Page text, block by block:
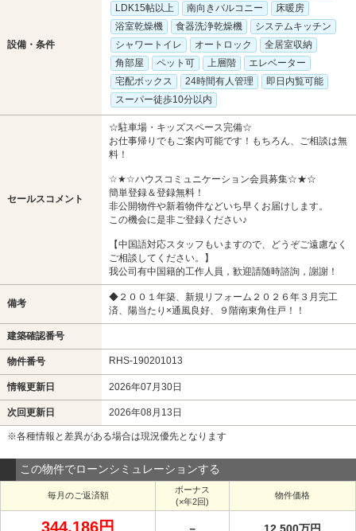
設備・条件
LDK15帖以上
南向きバルコニー
床暖房
浴室乾燥機
食器洗浄乾燥機
システムキッチン
シャワートイレ
オートロック
全居室収納
角部屋
ペット可 上層階
エレベーター
宅配ボックス
24時間有人管理
即日内覧可能
スーパー徒歩10分以内
セールスコメント
☆駐車場・キッズスペース完備☆
お仕事帰りでもご案内可能です！もちろん、ご相談は無
料！
☆★☆ハウスコミュニケーション会員募集☆★☆
簡単登録＆登録無料！
非公開物件や新着物件などいち早くお届けします。
この機会に是非ご登録ください♪
【中国語対応スタッフもいますので、どうぞご遠慮なく
ご相談してください。】
我公司有中国籍的工作人員，歓迎請随時諮詢，謝謝！
備考
◆２００１年築、新規リフォーム２０２６年３月完工
済、陽当たり×通風良好、９階南東角住戸！！
建築確認番号
物件番号 RHS-190201013
情報更新日 2026年07月30日
次回更新日 2026年08月13日
※各種情報と差異がある場合は現況優先となります
この物件でローンシミュレーションする
毎月のご返済額
ボーナス
(×年2回)
物件価格
344,186円 － 12,500万円